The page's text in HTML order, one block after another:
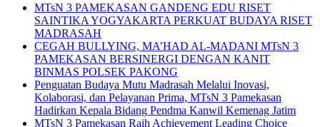
MTsN 3 PAMEKASAN GANDENG EDU RISET
SAINTIKA YOGYAKARTA PERKUAT BUDAYA RISET
MADRASAH
CEGAH BULLYING, MA’HAD AL-MADANI MTsN 3
PAMEKASAN BERSINERGI DENGAN KANIT
BINMAS POLSEK PAKONG
Penguatan Budaya Mutu Madrasah Melalui Inovasi,
Kolaborasi, dan Pelayanan Prima, MTsN 3 Pamekasan
Hadirkan Kepala Bidang Pendma Kanwil Kemenag Jatim
MTsN 3 Pamekasan Raih Achievement Leading Choice